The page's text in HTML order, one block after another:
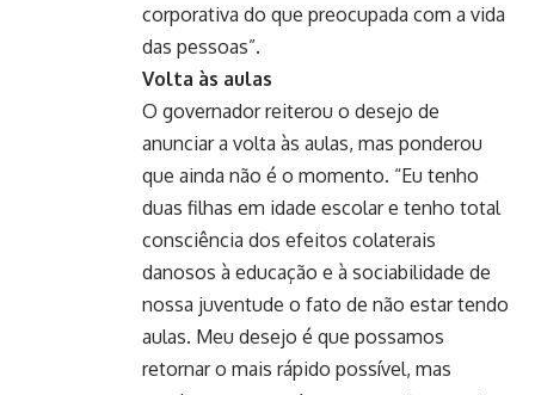
corporativa do que preocupada com a vida
das pessoas”.
Volta às aulas
O governador reiterou o desejo de
anunciar a volta às aulas, mas ponderou
que ainda não é o momento. “Eu tenho
duas filhas em idade escolar e tenho total
consciência dos efeitos colaterais
danosos à educação e à sociabilidade de
nossa juventude o fato de não estar tendo
aulas. Meu desejo é que possamos
retornar o mais rápido possível, mas